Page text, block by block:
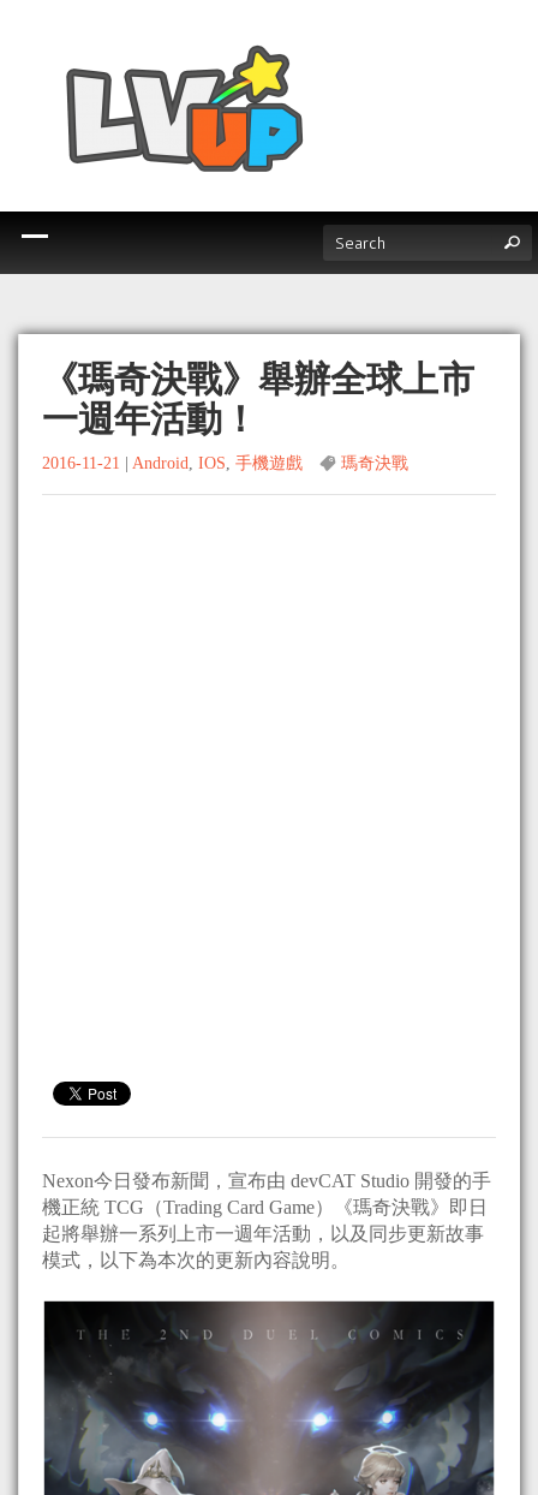
《瑪奇決戰》舉辦全球上市
一週年活動！
2016-11-21 Android, IOS, 手機遊戲 瑪奇決戰
Nexon今日發布新聞，宣布由 devCAT Studio 開發的手
機正統 TCG（Trading Card Game）《瑪奇決戰》即日
起將舉辦一系列上市一週年活動，以及同步更新故事
模式，以下為本次的更新內容說明。